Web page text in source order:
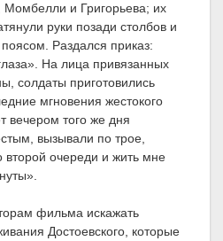
Момбелли и Григорьева; их
руки позади столбов и
Раздался приказ:
На лица привязанных
солдаты приготовились
мгновения жестокого
вечером того же дня
вызывали по трое,
второй очереди и жить мне
фильма искажать
Достоевского, которые